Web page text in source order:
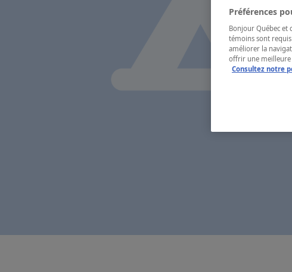
Préférences
Bonjour Québec et
témoins sont
améliorer la
offrir une meilleure
Consultez notre